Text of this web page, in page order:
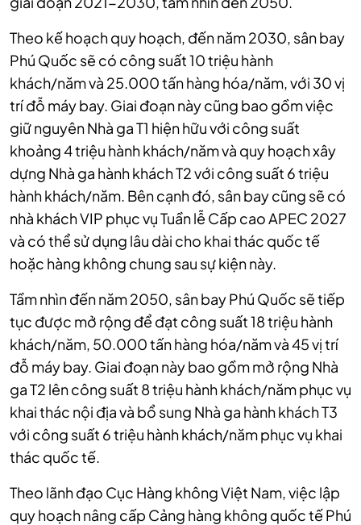
Theo kế hoạch quy hoạch, đến năm 2030, sân bay
Phú Quốc sẽ có công suất 10 triệu hành
khách/năm và 25.000 tấn hàng hóa/năm, với 30 vị
trí đỗ máy bay. Giai đoạn này cũng bao gồm việc
giữ nguyên Nhà ga T1 hiện hữu với công suất
khoảng 4 triệu hành khách/năm và quy hoạch xây
dựng Nhà ga hành khách T2 với công suất 6 triệu
hành khách/năm. Bên cạnh đó, sân bay cũng sẽ có
nhà khách VIP phục vụ Tuần lễ Cấp cao APEC 2027
và có thể sử dụng lâu dài cho khai thác quốc tế
hoặc hàng không chung sau sự kiện này.
Tầm nhìn đến năm 2050, sân bay Phú Quốc sẽ tiếp
tục được mở rộng để đạt công suất 18 triệu hành
khách/năm, 50.000 tấn hàng hóa/năm và 45 vị trí
đỗ máy bay. Giai đoạn này bao gồm mở rộng Nhà
ga T2 lên công suất 8 triệu hành khách/năm phục vụ
khai thác nội địa và bổ sung Nhà ga hành khách T3
với công suất 6 triệu hành khách/năm phục vụ khai
thác quốc tế.
Theo lãnh đạo Cục Hàng không Việt Nam, việc lập
quy hoạch nâng cấp Cảng hàng không quốc tế Phú